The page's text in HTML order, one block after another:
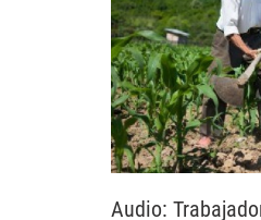
Audio: